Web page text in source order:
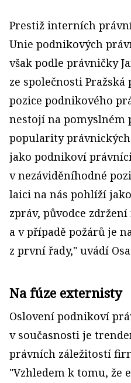
Prestiž interních
Unie podnikových
však podle právničky
ze společnosti
pozice podnikového
nestojí na
popularity
jako podnikoví
v nezáviděníhodné
laici na nás pohlíží
zpráv, původce
a v případě požárů je
z první řady," uvádí
Na fúze externisty
Oslovení podnikoví
v současnosti je
právních záležitostí
"Vzhledem k tomu, že